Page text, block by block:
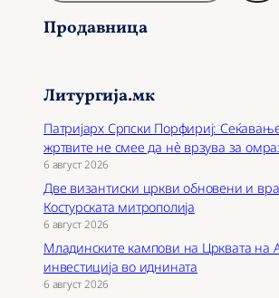
а
Продавница
Литургија.мк
Патријарх Српски Порфириј:
жртвите не смее да нѐ врзува за
6 август 2026
Две византиски цркви обновени и
Костурската митрополија
6 август 2026
Младинските кампови на Црквата на
инвестиција во иднината
6 август 2026